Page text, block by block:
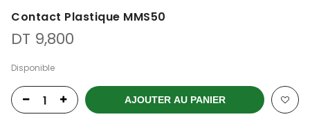
Contact Plastique MMS50
DT 9,800
Disponible
AJOUTER AU PANIER